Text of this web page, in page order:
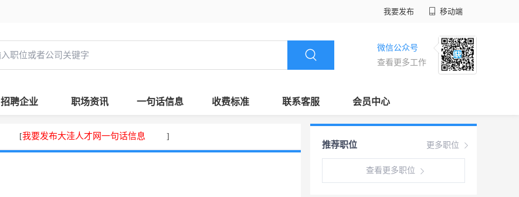
我要发布 移动端
微信公众号
查看更多工作
招聘企业 职场资讯 一句话信息 收费标准 联系客服 会员中心
[我要发布大洼人才网一句话信息 ]
更多职位
推荐职位
查看更多职位